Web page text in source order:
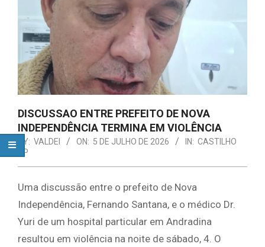
DISCUSSAO ENTRE PREFEITO DE NOVA
INDEPENDÊNCIA TERMINA EM VIOLÊNCIA
BY: VALDEI ON: 5 DE JULHO DE 2026 IN: CASTILHO
SP
Uma discussão entre o prefeito de Nova
Independência, Fernando Santana, e o médico Dr.
Yuri de um hospital particular em Andradina
resultou em violência na noite de sábado, 4. O